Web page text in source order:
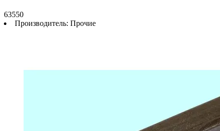
63550
Производитель: Прочие